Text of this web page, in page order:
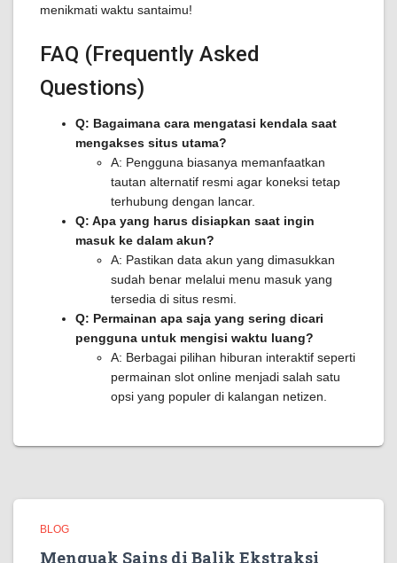
menikmati waktu santaimu!
FAQ (Frequently Asked
Questions)
Q: Bagaimana cara mengatasi kendala saat
mengakses situs utama?
A: Pengguna biasanya memanfaatkan
tautan alternatif resmi agar koneksi tetap
terhubung dengan lancar.
Q: Apa yang harus disiapkan saat ingin
masuk ke dalam akun?
A: Pastikan data akun yang dimasukkan
sudah benar melalui menu masuk yang
tersedia di situs resmi.
Q: Permainan apa saja yang sering dicari
pengguna untuk mengisi waktu luang?
A: Berbagai pilihan hiburan interaktif seperti
permainan slot online menjadi salah satu
opsi yang populer di kalangan netizen.
BLOG
Menguak Sains di Balik Ekstraksi